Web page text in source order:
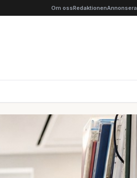
Om ossRedaktionenAnnonsera